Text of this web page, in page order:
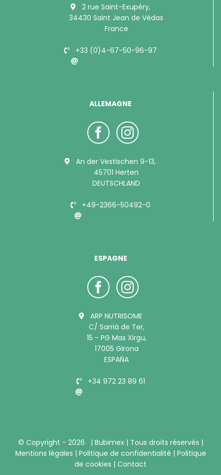
2 rue Saint-Exupéry,
34430 Saint Jean de Védas
France
+33 (0)4-67-50-96-97
ALLEMAGNE
An der Vestischen 9-13,
45701 Herten
DEUTSCHLAND
+49-2366-50492-0
ESPAGNE
ARP NUTRISOME
C/ Sarrià de Ter,
15 - PG Mas Xirgu,
17005 Girona
ESPAÑA
+34 972 23 89 61
© Copyright - 2026 | Bubimex | Tous droits réservés |
Mentions légales | Politique de confidentialité | Politique
de cookies | Contact